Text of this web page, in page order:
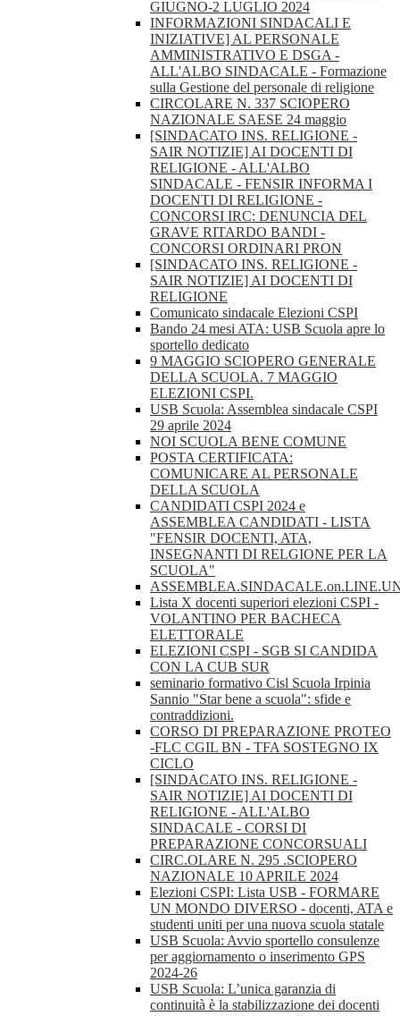
GIUGNO-2 LUGLIO 2024
INFORMAZIONI SINDACALI E
INIZIATIVE] AL PERSONALE
AMMINISTRATIVO E DSGA -
ALL'ALBO SINDACALE - Formazione
sulla Gestione del personale di religione
CIRCOLARE N. 337 SCIOPERO
NAZIONALE SAESE 24 maggio
[SINDACATO INS. RELIGIONE -
SAIR NOTIZIE] AI DOCENTI DI
RELIGIONE - ALL'ALBO
SINDACALE - FENSIR INFORMA I
DOCENTI DI RELIGIONE -
CONCORSI IRC: DENUNCIA DEL
GRAVE RITARDO BANDI -
CONCORSI ORDINARI PRON
[SINDACATO INS. RELIGIONE -
SAIR NOTIZIE] AI DOCENTI DI
RELIGIONE
Comunicato sindacale Elezioni CSPI
Bando 24 mesi ATA: USB Scuola apre lo
sportello dedicato
9 MAGGIO SCIOPERO GENERALE
DELLA SCUOLA. 7 MAGGIO
ELEZIONI CSPI.
USB Scuola: Assemblea sindacale CSPI
29 aprile 2024
NOI SCUOLA BENE COMUNE
POSTA CERTIFICATA:
COMUNICARE AL PERSONALE
DELLA SCUOLA
CANDIDATI CSPI 2024 e
ASSEMBLEA CANDIDATI - LISTA
"FENSIR DOCENTI, ATA,
INSEGNANTI DI RELGIONE PER LA
SCUOLA"
Lista X docenti superiori elezioni CSPI -
VOLANTINO PER BACHECA
ELETTORALE
ELEZIONI CSPI - SGB SI CANDIDA
CON LA CUB SUR
seminario formativo Cisl Scuola Irpinia
Sannio "Star bene a scuola": sfide e
contraddizioni.
CORSO DI PREPARAZIONE PROTEO
-FLC CGIL BN - TFA SOSTEGNO IX
CICLO
[SINDACATO INS. RELIGIONE -
SAIR NOTIZIE] AI DOCENTI DI
RELIGIONE - ALL'ALBO
SINDACALE - CORSI DI
PREPARAZIONE CONCORSUALI
CIRC.OLARE N. 295 .SCIOPERO
NAZIONALE 10 APRILE 2024
Elezioni CSPI: Lista USB - FORMARE
UN MONDO DIVERSO - docenti, ATA e
studenti uniti per una nuova scuola statale
USB Scuola: Avvio sportello consulenze
per aggiornamento o inserimento GPS
2024-26
USB Scuola: L’unica garanzia di
continuità è la stabilizzazione dei docenti